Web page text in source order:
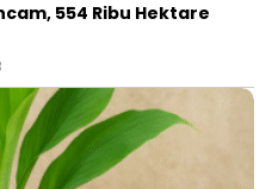
554 Ribu Hektare